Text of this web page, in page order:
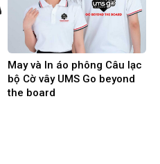
May và In áo phông Câu lạc
bộ Cờ vây UMS Go beyond
the board